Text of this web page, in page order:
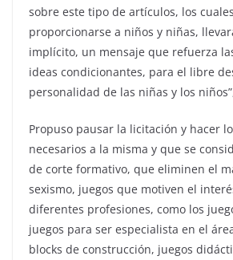
sobre este tipo de artículos, los
proporcionarse a niños y niñas,
implícito, un mensaje que refuerza
ideas condicionantes, para el libre
personalidad de las niñas y los
Propuso pausar la licitación y hacer
necesarios a la misma y que se
de corte formativo, que eliminen el
sexismo, juegos que motiven el
diferentes profesiones, como los
juegos para ser especialista en el
blocks de construcción, juegos